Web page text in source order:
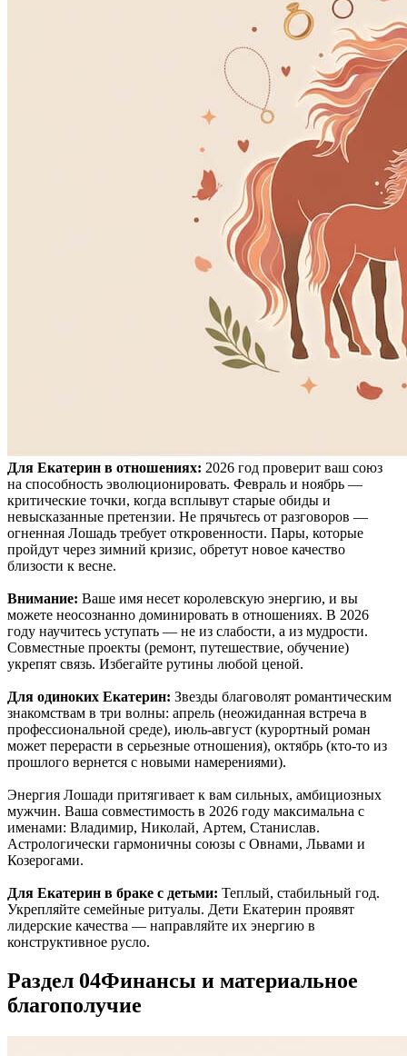
Для Екатерин в отношениях: 2026 год проверит ваш союз
на способность эволюционировать. Февраль и ноябрь —
критические точки, когда всплывут старые обиды и
невысказанные претензии. Не прячьтесь от разговоров —
огненная Лошадь требует откровенности. Пары, которые
пройдут через зимний кризис, обретут новое качество
близости к весне.
Внимание: Ваше имя несет королевскую энергию, и вы
можете неосознанно доминировать в отношениях. В 2026
году научитесь уступать — не из слабости, а из мудрости.
Совместные проекты (ремонт, путешествие, обучение)
укрепят связь. Избегайте рутины любой ценой.
Для одиноких Екатерин: Звезды благоволят романтическим
знакомствам в три волны: апрель (неожиданная встреча в
профессиональной среде), июль-август (курортный роман
может перерасти в серьезные отношения), октябрь (кто-то из
прошлого вернется с новыми намерениями).
Энергия Лошади притягивает к вам сильных, амбициозных
мужчин. Ваша совместимость в 2026 году максимальна с
именами: Владимир, Николай, Артем, Станислав.
Астрологически гармоничны союзы с Овнами, Львами и
Козерогами.
Для Екатерин в браке с детьми: Теплый, стабильный год.
Укрепляйте семейные ритуалы. Дети Екатерин проявят
лидерские качества — направляйте их энергию в
конструктивное русло.
Раздел 04Финансы и материальное
благополучие